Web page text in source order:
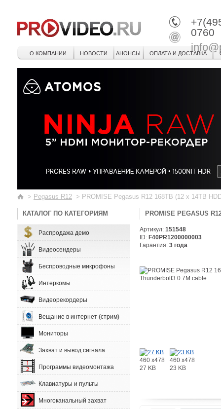
0760
О КОМПАНИИ НОВОСТИ АНОНСЫ ОПЛАТА И ДОСТАВКА
> Pegasus R12 > PROMISE Pegasus R12 168TB (12 x 14TB
КАТАЛОГ ПО КАТЕГОРИЯМ
Распродажа демо
Видеосендеры
Беспроводные микрофоны
Интеркомы
Видеорекордеры
Вещание в интернет (стрим)
Мониторы
Захват и вывод сигнала
Программы видеомонтажа
Клавиатуры и пульты
Многоканальный захват
PROMISE PEGASUS
Артикул: 151548
ID: F40PR1200000003
Гарантия: 3 года
460 x478
27 KB
460 x478
23 KB